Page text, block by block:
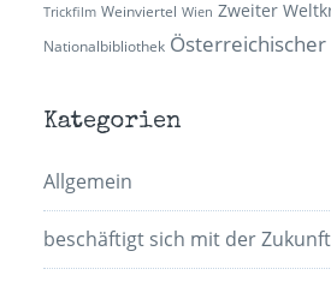
Trickfilm Weinviertel Wien Zweiter
Nationalbibliothek Österreichischer
Kategorien
Allgemein
beschäftigt sich mit der Zukunft